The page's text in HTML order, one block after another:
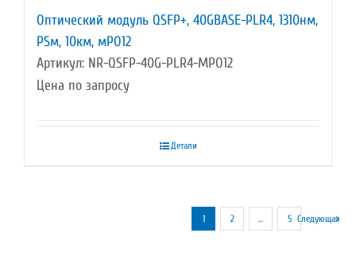
Оптический модуль QSFP+, 40GBASE-PLR4, 1310нм,
PSм, 10км, мPO12
Артикул: NR-QSFP-40G-PLR4-MPO12
Цена по запросу
Детали
1 2 … 5 Следующая